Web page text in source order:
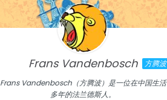
Frans Vandenbosch
方腾波
Frans Vandenbosch（方腾波）是一位在中国生活
多年的法兰德斯人。